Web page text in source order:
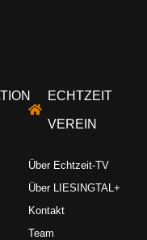
ECHTZEIT
VEREIN
Über Echtzeit-TV
Über LIESINGTAL+
Kontakt
Team